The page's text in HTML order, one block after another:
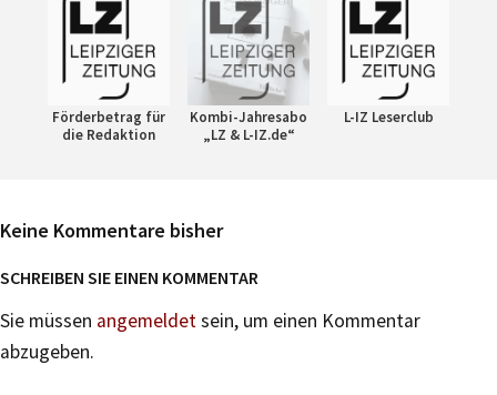
Förderbetrag für
die Redaktion
Kombi-Jahresabo
„LZ & L-IZ.de“
L-IZ Leserclub
Keine Kommentare bisher
SCHREIBEN SIE EINEN KOMMENTAR
Sie müssen angemeldetsein, um einen Kommentar
abzugeben.